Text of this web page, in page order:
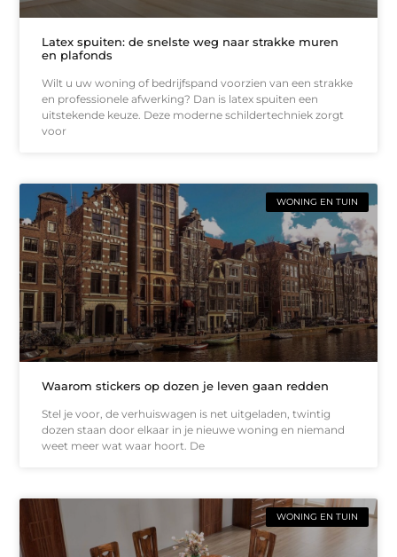
Latex spuiten: de snelste weg naar strakke muren
en plafonds
Wilt u uw woning of bedrijfspand voorzien van een strakke
en professionele afwerking? Dan is latex spuiten een
uitstekende keuze. Deze moderne schildertechniek zorgt
voor
WONING EN TUIN
Waarom stickers op dozen je leven gaan redden
Stel je voor, de verhuiswagen is net uitgeladen, twintig
dozen staan door elkaar in je nieuwe woning en niemand
weet meer wat waar hoort. De
WONING EN TUIN